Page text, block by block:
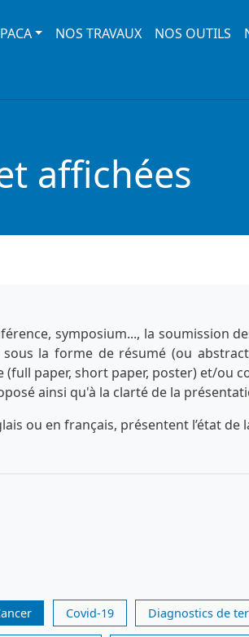
NOS TRAVAUX NOS OUTILS
affichées
symposium..., la soumission
la forme de résumé (ou
paper, short paper, poster) et/ou
ainsi qu'à la clarté de la
ou en français, présentent l’état
Covid-19 Diagnostics de